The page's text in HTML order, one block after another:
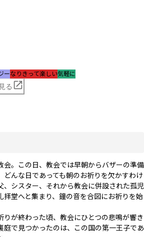
ーなりきって楽しい気軽に
る
。この日、教会では早朝からバザーの準備
どんな日であっても朝のお祈りを欠かすわけ
、シスター、それから教会に併設された孤児
拝堂へと集まり、鐘の音を合図にお祈りを始
が終わった頃、教会にひとつの悲鳴が響き
庭で見つかったのは、この国の第一王子であ